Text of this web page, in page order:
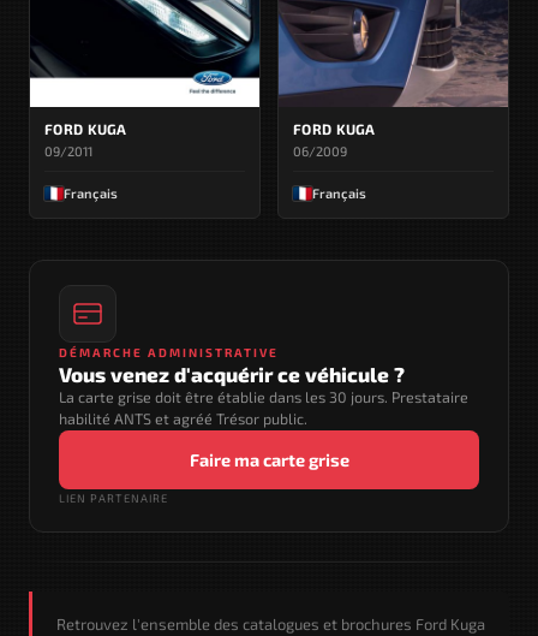
FORD KUGA
09/2011
Français
FORD KUGA
06/2009
Français
DÉMARCHE ADMINISTRATIVE
Vous venez d'acquérir ce véhicule ?
La carte grise doit être établie dans les 30 jours. Prestataire
habilité ANTS et agréé Trésor public.
Faire ma carte grise
LIEN PARTENAIRE
Retrouvez l'ensemble des catalogues et brochures Ford Kuga